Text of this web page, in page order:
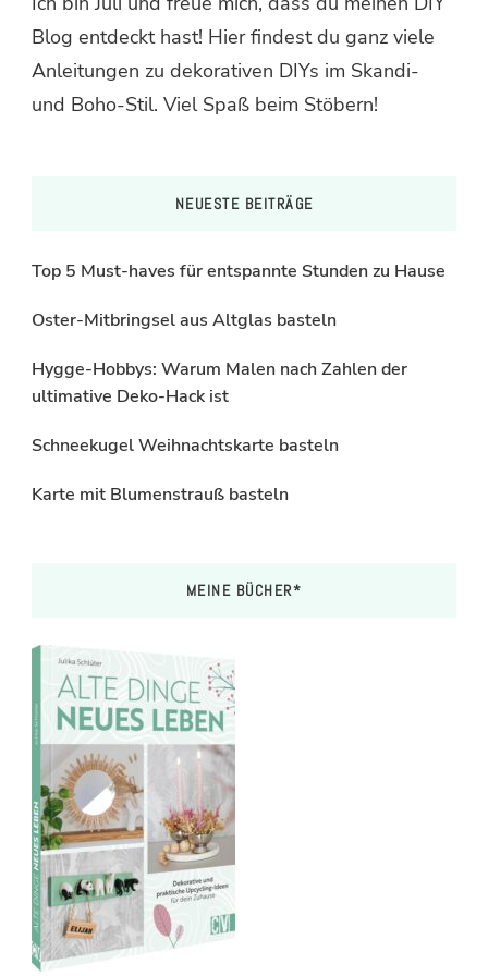
Blog entdeckt hast! Hier findest du ganz viele
Anleitungen zu dekorativen DIYs im Skandi-
und Boho-Stil. Viel Spaß beim Stöbern!
NEUESTE BEITRÄGE
Top 5 Must-haves für entspannte Stunden zu Hause
Oster-Mitbringsel aus Altglas basteln
Hygge-Hobbys: Warum Malen nach Zahlen der
ultimative Deko-Hack ist
Schneekugel Weihnachtskarte basteln
Karte mit Blumenstrauß basteln
MEINE BÜCHER*